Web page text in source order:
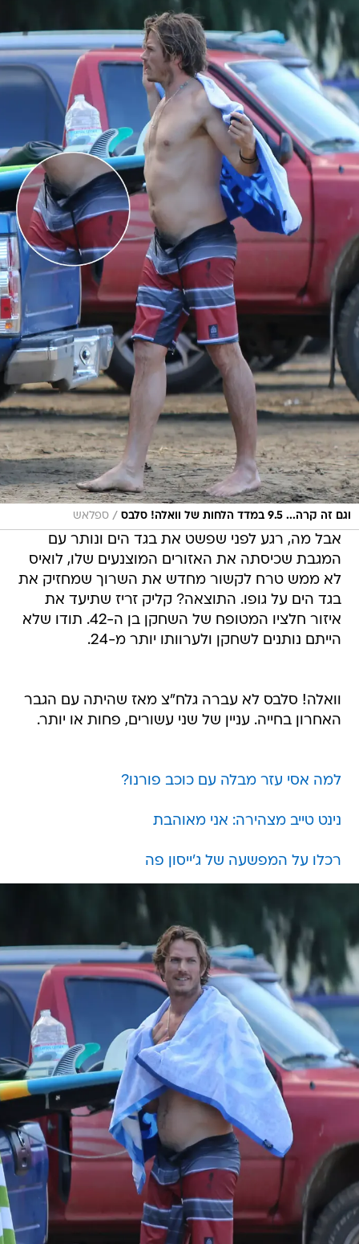
וגם זה קרה... 9.5 במדד הלחות של וואלה! סלבס / ספלאש
אבל מה, רגע לפני שפשט את בגד הים ונותר עם
המגבת שכיסתה את האזורים המוצנעים שלו, לואיס
לא ממש טרח לקשור מחדש את השרוך שמחזיק את
בגד הים על גופו. התוצאה? קליק זריז שתיעד את
איזור חלציו המטופח של השחקן בן ה-42. תודו שלא
הייתם נותנים לשחקן ולערוותו יותר מ-24.
וואלה! סלבס לא עברה גלח"צ מאז שהיתה עם הגבר
האחרון בחייה. עניין של שני עשורים, פחות או יותר.
למה אסי עזר מבלה עם כוכב פורנו?
נינט טייב מצהירה: אני מאוהבת
רכלו על המפשעה של ג'ייסון פה